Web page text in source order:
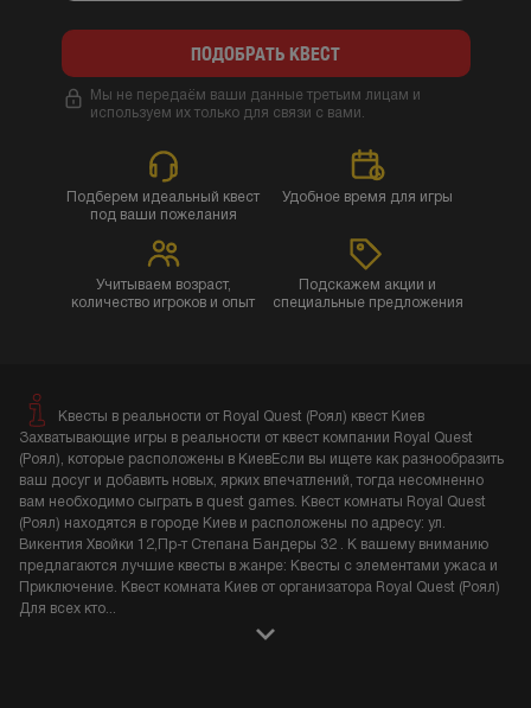
ПОДОБРАТЬ КВЕСТ
Мы не передаём ваши данные третьим лицам и
используем их только для связи с вами.
Подберем идеальный квест
под ваши пожелания
Удобное время для игры
Учитываем возраст,
количество игроков и опыт
Подскажем акции и
специальные предложения
Квесты в реальности от Royal Quest (Роял) квест Киев
Захватывающие игры в реальности от квест компании Royal Quest
(Роял), которые расположены в КиевЕсли вы ищете как разнообразить
ваш досуг и добавить новых, ярких впечатлений, тогда несомненно
вам необходимо сыграть в quest games. Квест комнаты Royal Quest
(Роял) находятся в городе Киев и расположены по адресу: ул.
Викентия Хвойки 12,Пр-т Степана Бандеры 32 . К вашему вниманию
предлагаются лучшие квесты в жанре: Квесты с элементами ужаса и
Приключение. Квест комната Киев от организатора Royal Quest (Роял)
Для всех кто